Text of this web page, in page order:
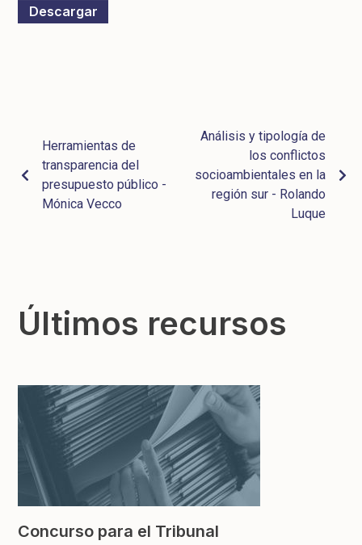
Descargar
Herramientas de
transparencia del
presupuesto público -
Mónica Vecco
Análisis y tipología de
los conflictos
socioambientales en la
región sur - Rolando
Luque
Últimos recursos
Concurso para el Tribunal